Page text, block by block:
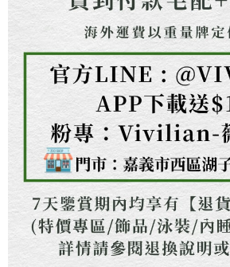
【注意事項】
１．透過由恩沛科技股份有限公司提供之「
易，需依本服務之必要範圍內提供個人資料，並
權轉讓予恩沛科技股份有限公司。
２．關於個人資料處理事宜，請瀏覽以下網址：
https://aftee.tw/terms/#terms3
３．未成年的使用者請事先徵得法定代理人或監護
「AFTEE先享後付」，若未經同意申辦者引起之
４．使用「AFTEE先享後付」時，將依據個別帳
時審查核予不同之上限額度；若仍有額度不足之
請求用戶進行身份認證。
５．嚴禁一人註冊多個帳號或使用他人資訊註冊
恩沛科技股份有限公司將有權停止該用戶之使用
每筆NT$130，滿NT$1,500(含以上)免運費